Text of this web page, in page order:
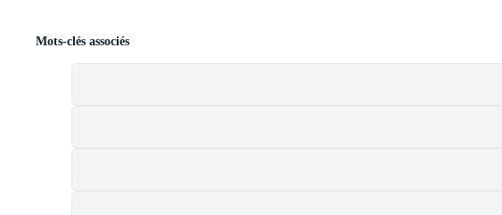
Mots-clés associés